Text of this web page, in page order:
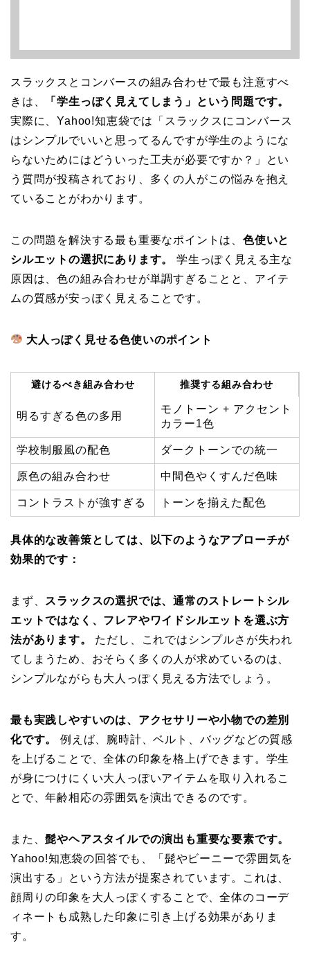
スラックスとコンバースの組み合わせで最も注意すべ
きは、
「学生っぽく見えてしまう」という問題です。
実際に、Yahoo!知恵袋では「スラックスにコンバース
はシンプルでいいと思ってるんですが学生のようにな
らないためにはどういった工夫が必要ですか？」とい
う質問が投稿されており、多くの人がこの悩みを抱え
ていることがわかります。
この問題を解決する最も重要なポイントは、 色使いと
シルエットの選択にあります。
学生っぽく見える主な
原因は、色の組み合わせが単調すぎることと、アイテ
ムの質感が安っぽく見えることです。
大人っぽく見せる色使いのポイント
避けるべき組み合わせ 推奨する組み合わせ
明るすぎる色の多用
モノトーン + アクセント
カラー1色
学校制服風の配色 ダークトーンでの統一
原色の組み合わせ 中間色やくすんだ色味
コントラストが強すぎる トーンを揃えた配色
具体的な改善策としては、以下のようなアプローチが
効果的です：
まず、 スラックスの選択では、通常のストレートシル
エットではなく、フレアやワイドシルエットを選ぶ方
法があります。
ただし、これではシンプルさが失われ
てしまうため、おそらく多くの人が求めているのは、
シンプルながらも大人っぽく見える方法でしょう。
最も実践しやすいのは、アクセサリーや小物での差別
化です。
例えば、腕時計、ベルト、バッグなどの質感
を上げることで、全体の印象を格上げできます。学生
が身につけにくい大人っぽいアイテムを取り入れるこ
とで、年齢相応の雰囲気を演出できるのです。
また、髭やヘアスタイルでの演出も重要な要素です。
Yahoo!知恵袋の回答でも、「髭やビーニーで雰囲気を
演出する」という方法が提案されています。これは、
顔周りの印象を大人っぽくすることで、全体のコーデ
ィネートも成熟した印象に引き上げる効果がありま
す。